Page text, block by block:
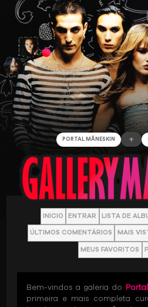
PORTAL MÅNESKIN +
INICIO ENTRAR LISTA DE
ÚLTIMOS COMENTÁRIOS
MAIS
MEUS FAVORITOS
Bem-vindos a galeria do
primeira e mais completa